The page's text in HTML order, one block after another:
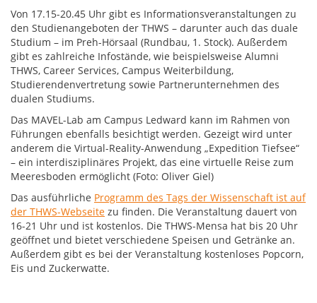
Von 17.15-20.45 Uhr gibt es Informationsveranstaltungen zu
den Studienangeboten der THWS – darunter auch das duale
Studium – im Preh-Hörsaal (Rundbau, 1. Stock). Außerdem
gibt es zahlreiche Infostände, wie beispielsweise Alumni
THWS, Career Services, Campus Weiterbildung,
Studierendenvertretung sowie Partnerunternehmen des
dualen Studiums.
Das MAVEL-Lab am Campus Ledward kann im Rahmen von
Führungen ebenfalls besichtigt werden. Gezeigt wird unter
anderem die Virtual-Reality-Anwendung „Expedition Tiefsee“
– ein interdisziplinäres Projekt, das eine virtuelle Reise zum
Meeresboden ermöglicht (Foto: Oliver Giel)
Das ausführliche Programm des Tags der Wissenschaft ist auf
der THWS-Webseite zu finden. Die Veranstaltung dauert von
16-21 Uhr und ist kostenlos. Die THWS-Mensa hat bis 20 Uhr
geöffnet und bietet verschiedene Speisen und Getränke an.
Außerdem gibt es bei der Veranstaltung kostenloses Popcorn,
Eis und Zuckerwatte.